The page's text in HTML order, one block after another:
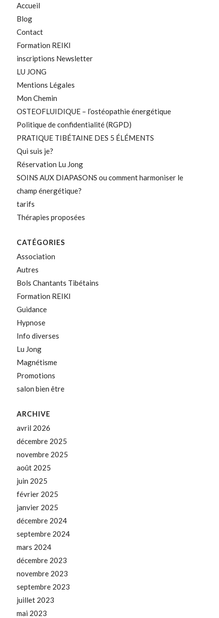
Accueil
Blog
Contact
Formation REIKI
inscriptions Newsletter
LU JONG
Mentions Légales
Mon Chemin
OSTEOFLUIDIQUE – l’ostéopathie énergétique
Politique de confidentialité (RGPD)
PRATIQUE TIBÉTAINE DES 5 ÉLÉMENTS
Qui suis je?
Réservation Lu Jong
SOINS AUX DIAPASONS ou comment harmoniser le
champ énergétique?
tarifs
Thérapies proposées
CATÉGORIES
Association
Autres
Bols Chantants Tibétains
Formation REIKI
Guidance
Hypnose
Info diverses
Lu Jong
Magnétisme
Promotions
salon bien être
ARCHIVE
avril 2026
décembre 2025
novembre 2025
août 2025
juin 2025
février 2025
janvier 2025
décembre 2024
septembre 2024
mars 2024
décembre 2023
novembre 2023
septembre 2023
juillet 2023
mai 2023